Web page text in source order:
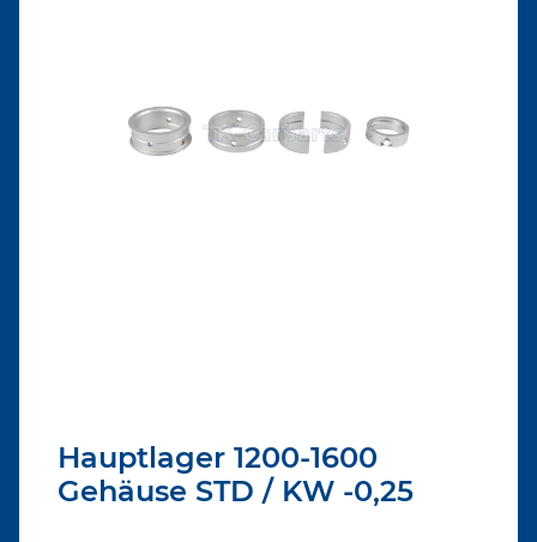
Hauptlager 1200-1600
Gehäuse STD / KW -0,25